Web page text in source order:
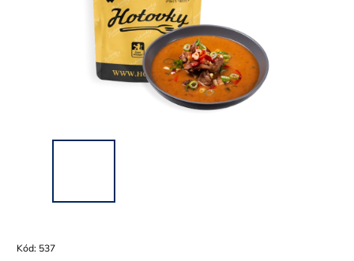
Kód: 537